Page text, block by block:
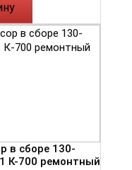
в сборе 130-
К-700 ремонтный